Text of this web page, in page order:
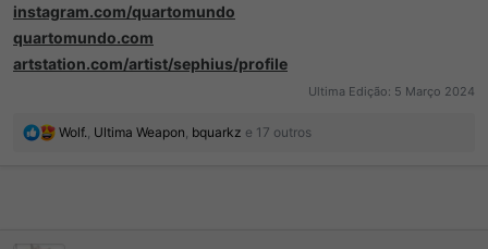
instagram.com/quartomundo
quartomundo.com
artstation.com/artist/sephius/profile
Ultima Edição: 5 Março 2024
R
Wolf., Ultima Weapon, bquarkz e 17 outros